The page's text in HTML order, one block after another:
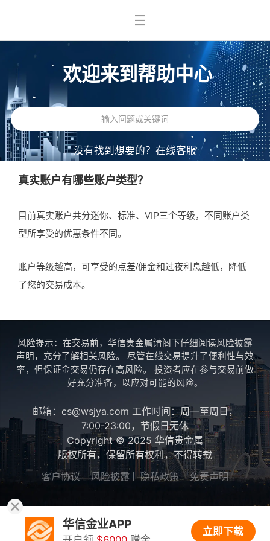
欢迎来到帮助中心
没有找到想要的？ 在线客服
真实账户有哪些账户类型？
目前真实账户共分迷你、标准、VIP三个等级，不同账户类
型所享受的优惠条件不同。
账户等级越高，可享受的点差/佣金和过夜利息越低，降低
了您的交易成本。
风险提示：在交易前，华信贵金属请阁下仔细阅读风险披露
声明，充分了解相关风险。 尽管在线交易提升了便利性与效
率，但保证金交易仍存在高风险。 投资者应在参与交易前做
好充分准备，以应对可能的风险。
邮箱：cs@wsjya.com 工作时间：周一至周日，
7:00-23:00，节假日无休
Copyright © 2025 华信贵金属
版权所有，保留所有权利，不得转载
客户协议
风险披露 隐私政策 免责声明
华信金业APP 立即下载